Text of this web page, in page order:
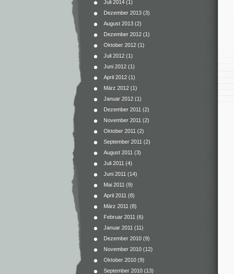
Juli 2014 (1)
Dezember 2013 (3)
August 2013 (2)
Dezember 2012 (1)
Oktober 2012 (1)
Juli 2012 (1)
Juni 2012 (1)
April 2012 (1)
März 2012 (1)
Januar 2012 (1)
Dezember 2011 (2)
November 2011 (2)
Oktober 2011 (2)
September 2011 (2)
August 2011 (3)
Juli 2011 (4)
Juni 2011 (14)
Mai 2011 (9)
April 2011 (8)
März 2011 (8)
Februar 2011 (6)
Januar 2011 (11)
Dezember 2010 (9)
November 2010 (12)
Oktober 2010 (9)
September 2010 (13)